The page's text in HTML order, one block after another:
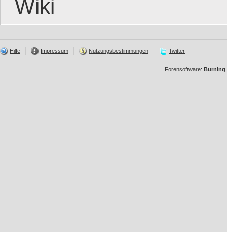
Wiki
Hilfe Impressum Nutzungsbestimmungen Twitter
Forensoftware: Burning